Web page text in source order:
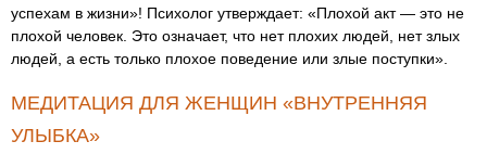
успехам в жизни»! Психолог утверждает: «Плохой акт — это не
плохой человек. Это означает, что нет плохих людей, нет злых
людей, а есть только плохое поведение или злые поступки».
МЕДИТАЦИЯ ДЛЯ ЖЕНЩИН «ВНУТРЕННЯЯ
УЛЫБКА»